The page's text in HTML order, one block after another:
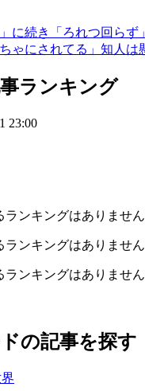
に続き「ろれつ回らず
ゃにされてる」知人は
ランキング
23:00
ンキングはありません
ンキングはありません
ンキングはありません
の記事を探す